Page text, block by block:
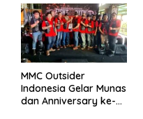
MMC Outsider
Indonesia Gelar Munas
dan Anniversary ke-